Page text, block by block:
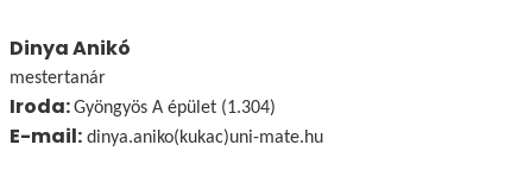
Dinya Anikó
mestertanár
Iroda:Gyöngyös A épület (1.304)
E-mail: dinya.aniko(kukac)uni-mate.hu